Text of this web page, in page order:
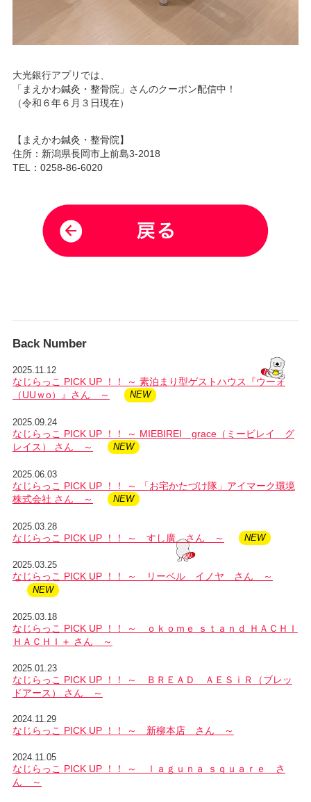
大光銀行アプリでは、
「まえかわ鍼灸・整骨院」さんのクーポン配信中！
（令和６年６月３日現在）
【まえかわ鍼灸・整骨院】
住所：新潟県長岡市上前島3-2018
TEL：0258-86-6020
Back Number
2025.11.12
なじらっこ PICK UP ！！ ～ 素泊まり型ゲストハウス『ウーォ
（UUｗo）』さん ～
2025.09.24
なじらっこ PICK UP ！！ ～ MIEBIREI grace（ミービレイ グ
レイス） さん ～
2025.06.03
なじらっこ PICK UP ！！ ～ 「お宅かたづけ隊」アイマーク環境
株式会社 さん ～
2025.03.28
なじらっこ PICK UP ！！ ～ すし廣 さん ～
2025.03.25
なじらっこ PICK UP ！！ ～ リーベル イノヤ さん ～
2025.03.18
なじらっこ PICK UP ！！ ～ ｏｋｏｍｅ ｓｔａｎｄ ＨＡＣＨＩ
ＨＡＣＨＩ＋ さん ～
2025.01.23
なじらっこ PICK UP ！！ ～ ＢＲＥＡＤ ＡＥＳｉＲ（ブレッ
ドアース） さん ～
2024.11.29
なじらっこ PICK UP ！！ ～ 新柳本店 さん ～
2024.11.05
なじらっこ PICK UP ！！ ～ ｌａｇｕｎａ ｓｑｕａｒｅ さ
ん ～